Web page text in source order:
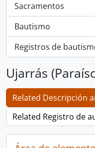
Sacramentos
, 2 resultados
Bautismo
, 2 resultados
Registros de
, 1 resultados
Ujarrás
Related Descripción
Related Registro de